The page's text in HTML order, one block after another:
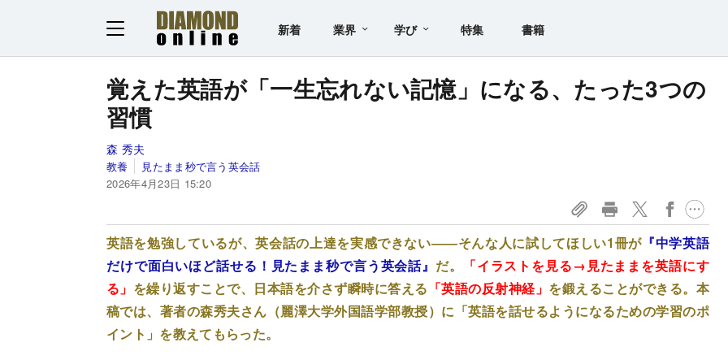
新着 業界 学び 特集 書籍
覚えた英語が「一生忘れない記憶」になる、たった3つの
習慣
森 秀夫
教養
見たまま秒で言う英会話
2026年4月23日 15:20
英語を勉強しているが、英会話の上達を実感できない――そんな人に試してほしい1冊が 『中学英語
だけで面白いほど話せる！見たまま秒で言う英会話』 だ。
「イラストを見る→見たままを英語にす
る」 を繰り返すことで、日本語を介さず瞬時に答える 「英語の反射神経」 を鍛えることができる。本
稿では、著者の森秀夫さん（麗澤大学外国語学部教授）に「英語を話せるようになるための学習のポ
イント」を教えてもらった。